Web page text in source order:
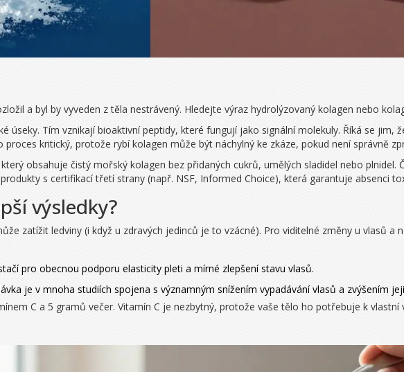
a byl by vyveden z těla nestrávený. Hledejte výraz hydrolýzovaný kolagen nebo
úseky. Tím vznikají bioaktivní peptidy, které fungují jako signální molekuly. Říká se jim,
kritický, protože rybí kolagen může být náchylný ke zkáze, pokud není správně
obsahuje čistý mořský kolagen bez přidaných cukrů, umělých sladidel nebo plnidel.
s certifikací třetí strany (např. NSF, Informed Choice), která garantuje absenci
výsledky?
zatížit ledviny (i když u zdravých jedinců je to vzácné). Pro viditelné změny u vlasů a
pro obecnou podporu elasticity pleti a mírné zlepšení stavu vlasů.
je v mnoha studiích spojena s významným snížením vypadávání vlasů a zvýšením
C a 5 gramů večer. Vitamín C je nezbytný, protože vaše tělo ho potřebuje k vlastní